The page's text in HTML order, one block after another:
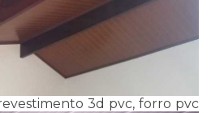
3d pvc, forro pvc